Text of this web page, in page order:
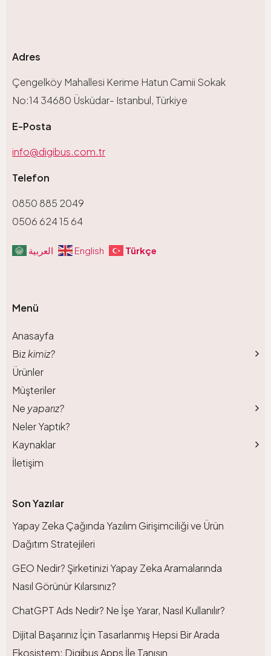
Adres
Çengelköy Mahallesi Kerime Hatun Camii Sokak
No:14 34680 Üsküdar- Istanbul, Türkiye
E-Posta
info@digibus.com.tr
Telefon
0850 885 2049
0506 624 15 64
العربية English Türkçe
Menü
Anasayfa
Biz kimiz?
Ürünler
Müşteriler
Ne yaparız?
Neler Yaptık?
Kaynaklar
İletişim
Son Yazılar
Yapay Zeka Çağında Yazılım Girişimciliği ve Ürün
Dağıtım Stratejileri
GEO Nedir? Şirketinizi Yapay Zeka Aramalarında
Nasıl Görünür Kılarsınız?
ChatGPT Ads Nedir? Ne İşe Yarar, Nasıl Kullanılır?
Dijital Başarınız İçin Tasarlanmış Hepsi Bir Arada
Ekosistem: Digibus Apps İle Tanışın